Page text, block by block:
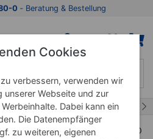
Zur Produktbeschreibung
0 ‐ Beratung & Bestellung
Oberkörpertraining 1/15
GO Brustpresse
Cookies
verbessern, verwenden wir
unserer Webseite und zur
Dabei kann ein
Die Datenempfänger
zu weiteren, eigenen